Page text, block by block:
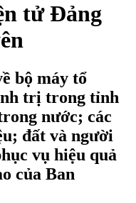
tử Đảng
bộ máy tổ
trị trong tỉnh
nước; các
đất và người
vụ hiệu quả
của Ban